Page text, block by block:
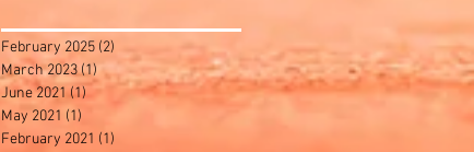
February 2025 (2)
March 2023(1) 1 post
June 2021 (1) 1 post
May 2021 (1)
February 2021 (1)